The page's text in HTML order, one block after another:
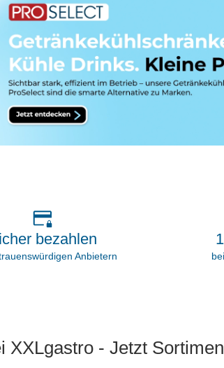
bezahlen
Anbietern
- Jetzt